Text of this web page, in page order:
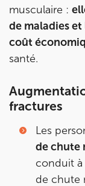
musculaire :
de maladies
coût
santé.
fractures
Les
de chute
conduit à
de chute
3 Av.
01 48
IK
380 Av.
380